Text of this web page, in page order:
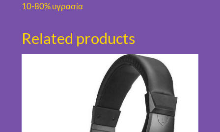
Α
Ρ
Ο
π
10-80% υγρασία
Related products